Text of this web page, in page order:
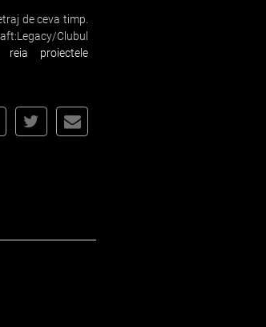
de ceva timp.
Clubul
proiectele